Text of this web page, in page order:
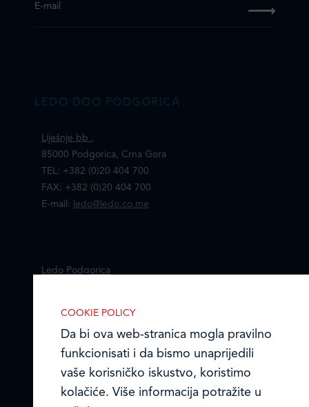
E-mail
LEDO DOO PODGORICA
Liješnje bb ,
85000 Podgorica, Crna Gora
TEL: +382 (0)20 404 700
FAX: +382 (0)20 404 700
E-mail:
ledo@ledo.co.me
Ledo Podgorica
Obavještenje o privatnosti i kolačići
© LEDO DOO PODGORICA 2026.
COOKIE POLICY
Da bi ova web-stranica mogla pravilno
funkcionisati i da bismo unaprijedili
vaše korisničko iskustvo, koristimo
kolačiće. Više informacija potražite u
IZABERITE KOLAČIĆE NA STRANICI